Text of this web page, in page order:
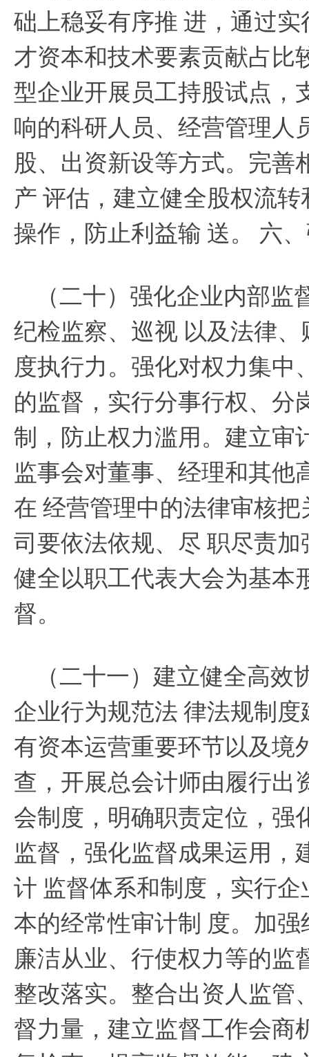
础上稳妥有序推 进，通过实
才资本和技术要素贡献占比
型企业开展员工持股试点，
响的科研人员、经营管理人
股、出资新设等方式。完善
产 评估，建立健全股权流
操作，防止利益输 送。 六
（二十）强化企业内部
纪检监察、巡视 以及法律
度执行力。强化对权力集中
的监督，实行分事行权、分
制，防止权力滥用。建立审
监事会对董事、经理和其他
在 经营管理中的法律审核
司要依法依规、尽 职尽责加
健全以职工代表大会为基本
督。
（二十一）建立健全高
企业行为规范法 律法规制度
有资本运营重要环节以及境
查，开展总会计师由履行出
会制度，明确职责定位，强
监督，强化监督成果运用，
计 监督体系和制度，实行
本的经常性审计制 度。加
廉洁从业、行使权力等的监
整改落实。整合出资人监管
督力量，建立监督工作会商